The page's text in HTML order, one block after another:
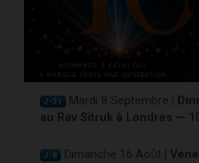
J-31 Mardi 8 Septembre |
au Rav Sitruk à Londres —
J-8 Dimanche 16 Août |